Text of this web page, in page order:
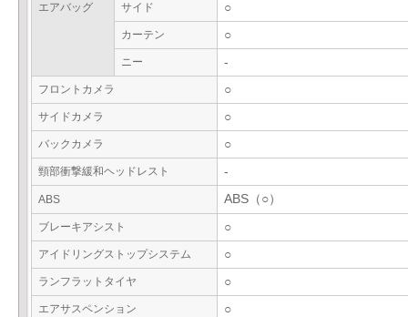
エアバッグ サイド ○
カーテン ○
ニー -
フロントカメラ ○
サイドカメラ ○
バックカメラ ○
頸部衝撃緩和ヘッドレスト -
ABS ABS（○）
ブレーキアシスト ○
アイドリングストップシステム ○
ランフラットタイヤ ○
エアサスペンション ○